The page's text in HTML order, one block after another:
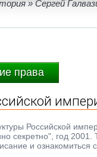
» Сергей
права
Российской
секретно", год 2001.
и ознакомиться